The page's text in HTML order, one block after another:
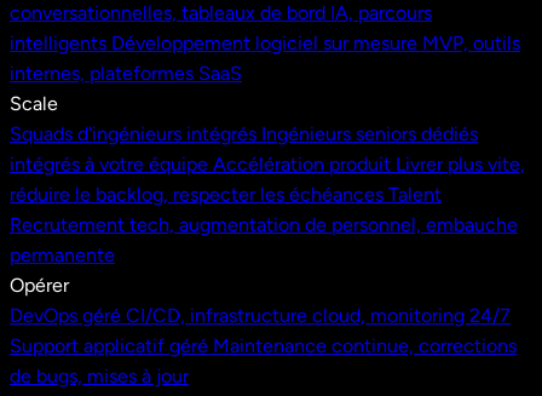
conversationnelles, tableaux de bord IA, parcours
intelligents Développement logiciel sur mesure MVP, outils
internes, plateformes SaaS
Scale
Squads d'ingénieurs intégrés Ingénieurs seniors dédiés
intégrés à votre équipe Accélération produit Livrer plus vite,
réduire le backlog, respecter les échéances Talent
Recrutement tech, augmentation de personnel, embauche
permanente
Opérer
DevOps géré CI/CD, infrastructure cloud, monitoring 24/7
Support applicatif géré Maintenance continue, corrections
de bugs, mises à jour